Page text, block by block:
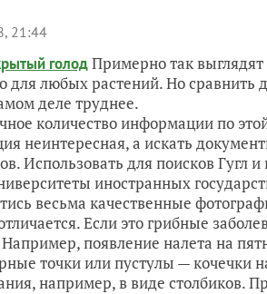
21:44
голодПримерно так выглядят
для любых растений. Но сравнить
деле труднее.
количество информации по
неинтересная, а искать
Использовать для поисков Гугл
иностранных
весьма качественные
Если это грибные
появление налета на
точки или пустулы — кочечки
например, в виде столбиков.